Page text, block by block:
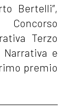
Bertelli”,
Terzo
e
premio